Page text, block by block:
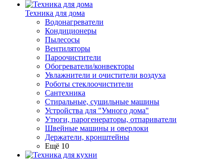
Техника для дома
Водонагреватели
Кондиционеры
Пылесосы
Вентиляторы
Пароочистители
Обогреватели/конвекторы
Увлажнители и очистители воздуха
Роботы стеклоочистители
Сантехника
Стиральные, сушильные машины
Устройства для "Умного дома"
Утюги, парогенераторы, отпариватели
Швейные машины и оверлоки
Держатели, кронштейны
Ещё 10